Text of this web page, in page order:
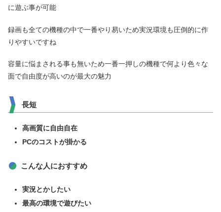
に遊ぶ事が可能
録画も全ての機種の中で一番やり易いため実況環境も圧倒的に作
りやすいですね
容量に悩まされる事も無いため一番一押しの機種で何より色々な
面で自由度が高いのが最大の魅力
長短
高画質に自由自在
PCのコストが掛かる
こんな人におすすめ
実況とかしたい
最高の環境で遊びたい